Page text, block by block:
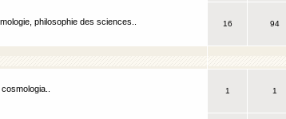
philosophie des sciences..
16 94
1 1